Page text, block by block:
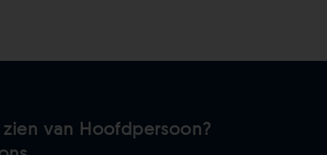
van Hoofdpersoon?